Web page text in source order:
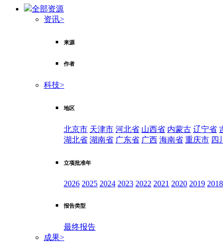
全部资源
资讯>
来源
作者
科技>
地区
北京市 天津市 河北省 山西省 内蒙古 辽宁省
湖北省 湖南省 广东省 广西 海南省 重庆市 四
立项批准年
2026 2025 2024 2023 2022 2021 2020 2019 2018
报告类型
最终报告
成果>